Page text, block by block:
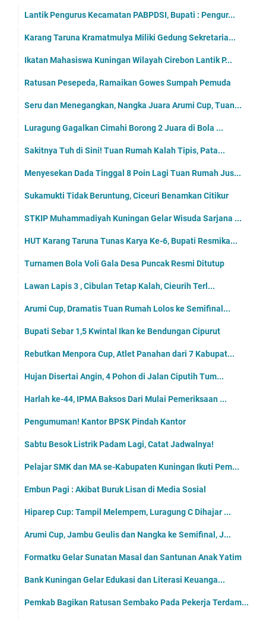
Lantik Pengurus Kecamatan PABPDSI, Bupati : Pengur...
Karang Taruna Kramatmulya Miliki Gedung Sekretaria...
Ikatan Mahasiswa Kuningan Wilayah Cirebon Lantik P...
Ratusan Pesepeda, Ramaikan Gowes Sumpah Pemuda
Seru dan Menegangkan, Nangka Juara Arumi Cup, Tuan...
Luragung Gagalkan Cimahi Borong 2 Juara di Bola ...
Sakitnya Tuh di Sini! Tuan Rumah Kalah Tipis, Pata...
Menyesekan Dada Tinggal 8 Poin Lagi Tuan Rumah Jus...
Sukamukti Tidak Beruntung, Ciceuri Benamkan Citikur
STKIP Muhammadiyah Kuningan Gelar Wisuda Sarjana ...
HUT Karang Taruna Tunas Karya Ke-6, Bupati Resmika...
Turnamen Bola Voli Gala Desa Puncak Resmi Ditutup
Lawan Lapis 3 , Cibulan Tetap Kalah, Cieurih Terl...
Arumi Cup, Dramatis Tuan Rumah Lolos ke Semifinal...
Bupati Sebar 1,5 Kwintal Ikan ke Bendungan Cipurut
Rebutkan Menpora Cup, Atlet Panahan dari 7 Kabupat...
Hujan Disertai Angin, 4 Pohon di Jalan Ciputih Tum...
Harlah ke-44, IPMA Baksos Dari Mulai Pemeriksaan ...
Pengumuman! Kantor BPSK Pindah Kantor
Sabtu Besok Listrik Padam Lagi, Catat Jadwalnya!
Pelajar SMK dan MA se-Kabupaten Kuningan Ikuti Pem...
Embun Pagi : Akibat Buruk Lisan di Media Sosial
Hiparep Cup: Tampil Melempem, Luragung C Dihajar ...
Arumi Cup, Jambu Geulis dan Nangka ke Semifinal, J...
Formatku Gelar Sunatan Masal dan Santunan Anak Yatim
Bank Kuningan Gelar Edukasi dan Literasi Keuanga...
Pemkab Bagikan Ratusan Sembako Pada Pekerja Terdam...